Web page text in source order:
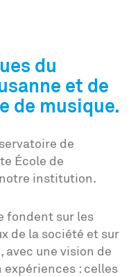
du
et de
de musique.
de
École de
institution.
fondent sur les
de la société et sur
avec une vision de
expériences : celles